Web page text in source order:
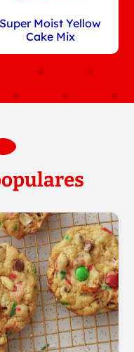
Super Moist Yellow
Cake Mix